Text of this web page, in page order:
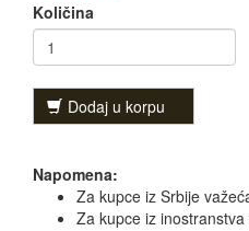
Količina
Dodaj u korpu
Napomena:
Za kupce iz Srbije
Za kupce iz